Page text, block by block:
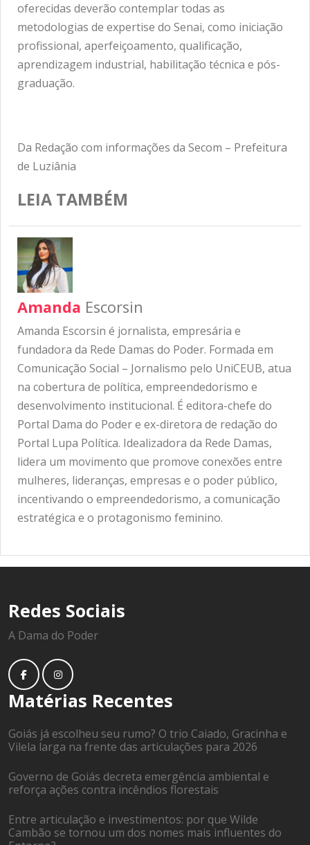
oferecidas deverão contemplar todas as
metodologias de expertise do Senai, como iniciação
profissional, aperfeiçoamento, qualificação,
aprendizagem industrial, habilitação técnica e pós-
graduação.
Da Redação com informações da Secom – Prefeitura
de Luziânia
LEIA TAMBÉM
Amanda Escorsin
Amanda Escorsin é jornalista, empresária e
fundadora da Rede Damas do Poder. Formada em
Comunicação Social – Jornalismo pelo UniCEUB, atua
na cobertura de política, empreendedorismo e
desenvolvimento institucional. É editora-chefe do
Portal Dama do Poder e ex-diretora de redação do
Portal Lupa Política. Idealizadora da Rede Damas,
lidera um movimento que promove conexões entre
mulheres, lideranças, empresas e o poder público,
incentivando o empreendedorismo, a comunicação
estratégica e o protagonismo feminino.
Redes Sociais
A Dama do Poder
Matérias Recentes
Goiás já escolheu seu rumo? O trio Caiado, Gracinha e
Vilela larga na frente das articulações para 2026
Governo de Goiás decreta emergência ambiental e
reforça ações contra incêndios florestais
Entre articulação e investimentos: por que Wilde
Cambão se tornou um dos nomes mais influentes do